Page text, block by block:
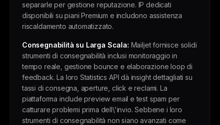
separarle per gestione reputazione. IP dedicati
disponibili su piani Premium e includono assistenza
riscaldamento automatizzato.
Consegnabilità su Larga Scala: Mailjet fornisce solidi
strumenti di consegnabilità inclusi monitoraggio in
tempo reale, gestione bounce e elaborazione loop di
feedback. La loro Statistics API dà insight dettagliati su
tassi di consegna, aperture, click e reclami. La
piattaforma include preview email e test spam per
catturare problemi prima dell\'invio. Sebbene i loro
strumenti di consegnabilità non siano avanzati come